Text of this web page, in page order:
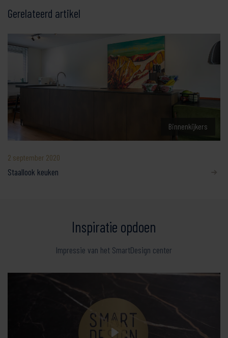
Gerelateerd artikel
Binnenkijkers
2 september 2020
Staallook keuken
Inspiratie opdoen
Impressie van het SmartDesign center